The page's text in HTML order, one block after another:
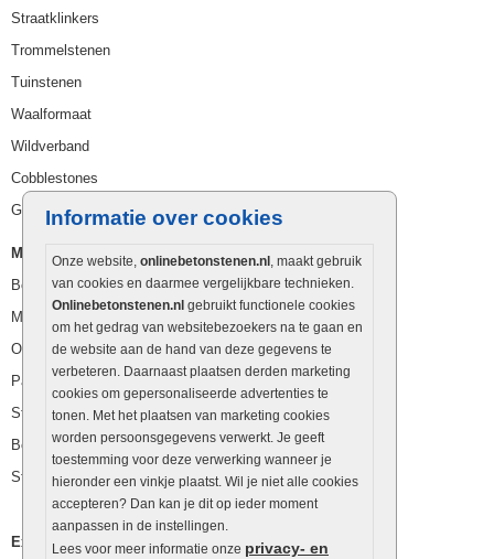
Informatie over cookies
Onze website, onlinebetonstenen.nl , maakt gebruik
van cookies en daarmee vergelijkbare technieken.
Onlinebetonstenen.nl gebruikt functionele cookies
om het gedrag van websitebezoekers na te gaan en
de website aan de hand van deze gegevens te
verbeteren. Daarnaast plaatsen derden marketing
cookies om gepersonaliseerde advertenties te
tonen. Met het plaatsen van marketing cookies
worden persoonsgegevens verwerkt. Je geeft
toestemming voor deze verwerking wanneer je
hieronder een vinkje plaatst. Wil je niet alle cookies
accepteren? Dan kan je dit op ieder moment
aanpassen in de instellingen.
Lees voor meer informatie onze privacy- en
Straatklinkers
Trommelstenen
Tuinstenen
Waalformaat
Wildverband
Cobblestones
Getrommelde stenen
Muurelementen
Betonbielzen
Muurstenen
Opsluitbanden
Palissaden
Stapelblokken
Betonblokken
Stapelstenen
Extra benodigdheden